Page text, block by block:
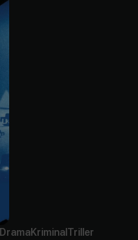
DramaKriminal Triller